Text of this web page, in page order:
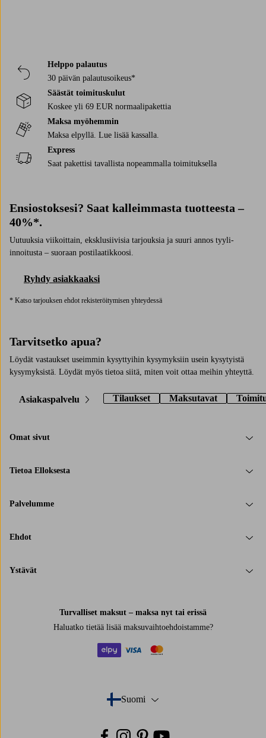
Helppo palautus
30 päivän palautusoikeus*
Säästät toimituskulut
Koskee yli 69 EUR normaalipakettia
Maksa myöhemmin
Maksa elpyllä. Lue lisää kassalla.
Express
Saat pakettisi tavallista nopeammalla toimituksella
Ensiostoksesi? Saat kalleimmasta tuotteesta –
40%*.
Uutuuksia viikoittain, eksklusiivisia tarjouksia ja suuri annos tyyli-
innoitusta – suoraan postilaatikkoosi.
Ryhdy asiakkaaksi
* Katso tarjouksen ehdot rekisteröitymisen yhteydessä
Tarvitsetko apua?
Löydät vastaukset useimmin kysyttyihin kysymyksiin usein kysytyistä
kysymyksistä. Löydät myös tietoa siitä, miten voit ottaa meihin yhteyttä.
Asiakaspalvelu Tilaukset Maksutavat
Omat sivut
Tietoa Elloksesta
Palvelumme
Ehdot
Ystävät
Turvalliset maksut – maksa nyt tai erissä
Haluatko tietää lisää maksuvaihtoehdoistamme?
Suomi
- Valitse maa